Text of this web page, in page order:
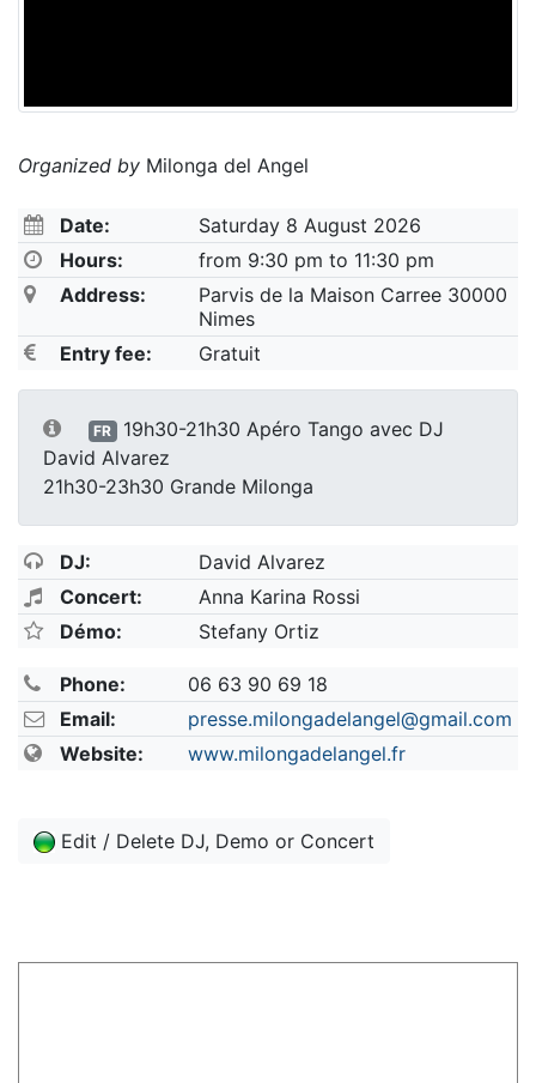
Organized by Milonga del Angel
Date:
Saturday 8 August 2026
Hours:
from 9:30 pm to 11:30 pm
Address:
Parvis de la Maison Carree 30000
Nimes
Entry fee:
Gratuit
FR
19h30-21h30 Apéro Tango avec DJ
David Alvarez
21h30-23h30 Grande Milonga
DJ:
David Alvarez
Concert:
Anna Karina Rossi
Démo:
Stefany Ortiz
Phone:
06 63 90 69 18
Email:
presse.milongadelangel@gmail.com
Website:
www.milongadelangel.fr
Edit / Delete DJ, Demo or Concert